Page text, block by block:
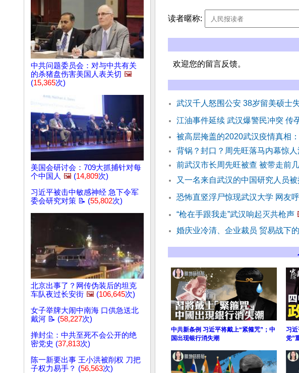
中共问题委员会：对与中共有关
的杀猪盘伤害美国人表关切 🖼️
(15,365次)
美国会研讨会：709大抓捕针对每
个中国人 🖼️ (14,809次)
习近平被击中敏感神经 急下令军
委会研究对策 📝 (55,802次)
北京出事了？网传伪装后的坦克
车队夜过长安街 🖼️ (106,645次)
女子举牌大闹中南海 口供急送北
戴河 📝 (58,227次)
掸封尘：中共至死不会公开的绝
密党史 (37,813次)
陈一新要出事 王小洪被削权 刀把
子权力易手？ (56,563次)
读者暱称:
欢迎您的留言反馈。
武汉千人怒围公安 38岁留美硕士
江油事件延续 武汉爆警民冲突 传
被高层掩盖的2020武汉疫情真相
背锅？封口？周先旺落马内幕惊
前武汉市长周先旺被查 被带走前
又一名来自武汉的中国研究人员
恐怖直竖浮尸惊现武汉大学 网友呼
“枪在手跟我走”武汉响起灭共枪声
婚庆业冷清、企业裁员 贸易战下
中共新条例 习近平将戴上“紧箍咒”；中
国出现银行消失潮
习
党”